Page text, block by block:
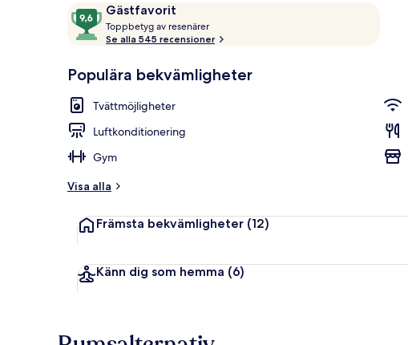
RecensionerGästfavorit
9,6
av
10,
Toppbetyg av resenärer
o
p
b
r
e
n
Se alla 545 recensioner
Populära bekvämligheter
Tvättmöjligheter
Luftkonditionering
Gym
Visa alla
Främsta bekvämligheter (12)
Känn dig som hemma (6)